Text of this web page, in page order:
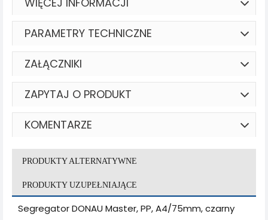
PARAMETRY TECHNICZNE
ZAŁĄCZNIKI
ZAPYTAJ O PRODUKT
KOMENTARZE
PRODUKTY ALTERNATYWNE
PRODUKTY UZUPEŁNIAJĄCE
Segregator DONAU Master, PP, A4/75mm, czarny